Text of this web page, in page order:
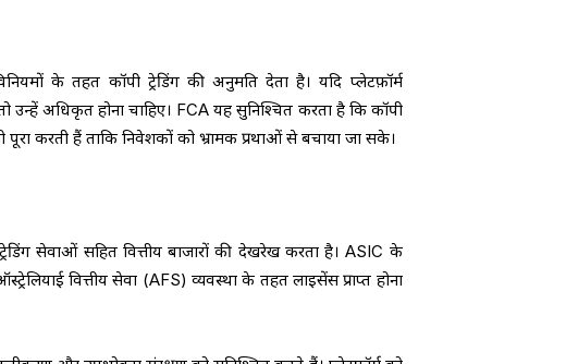
के तहत कॉपी ट्रेडिंग की अनुमति देता है। यदि प्लेटफ़ॉर्म
उन्हें अधिकृत होना चाहिए। FCA यह सुनिश्चित करता है कि कॉपी
पूरा करती हैं ताकि निवेशकों को भ्रामक प्रथाओं से बचाया जा सके।
सेवाओं सहित वित्तीय बाजारों की देखरेख करता है। ASIC के
वित्तीय सेवा (AFS) व्यवस्था के तहत लाइसेंस प्राप्त होना